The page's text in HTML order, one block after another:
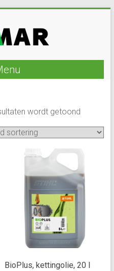
wordt getoond
BioPlus, kettingolie, 20 l